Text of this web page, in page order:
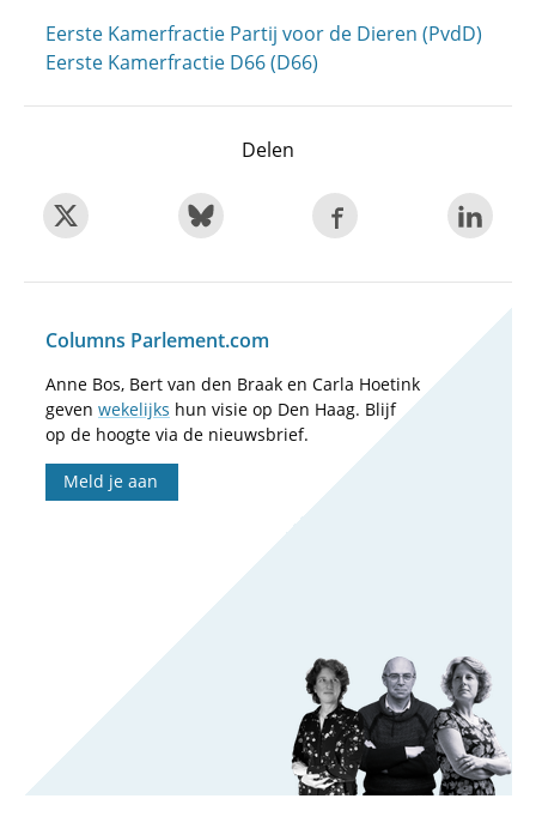
Eerste Kamerfractie Partij voor de Dieren (PvdD)
Eerste Kamerfractie D66 (D66)
Delen
Columns Parlement.com
Anne Bos, Bert van den Braak en Carla Hoetink
geven wekelijks hun visie op Den Haag. Blijf
op de hoogte via de nieuwsbrief.
Meld je aan